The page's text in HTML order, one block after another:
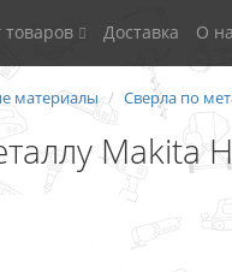
товаров Доставка О
материалы Сверла по
Makita